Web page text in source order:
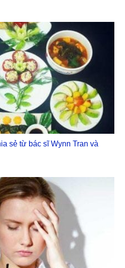
sẻ từ bác sĩ Wynn Tran và